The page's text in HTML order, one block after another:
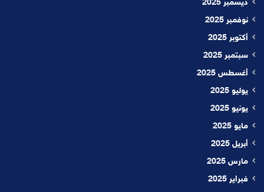
ديسمبر 2025
نوفمبر 2025
أكتوبر 2025
سبتمبر 2025
أغسطس 2025
يوليو 2025
يونيو 2025
مايو 2025
أبريل 2025
مارس 2025
فبراير 2025